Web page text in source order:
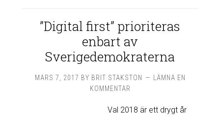
”Digital first” prioriteras
enbart av
Sverigedemokraterna
MARS 7, 2017 BY BRIT STAKSTON
LÄMNA EN
KOMMENTAR
Val 2018 är ett drygt år